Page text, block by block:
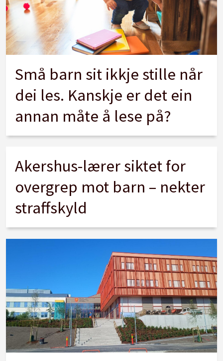
Små barn sit ikkje stille når
dei les. Kanskje er det ein
annan måte å lese på?
Akershus-lærer siktet for
overgrep mot barn – nekter
straffskyld